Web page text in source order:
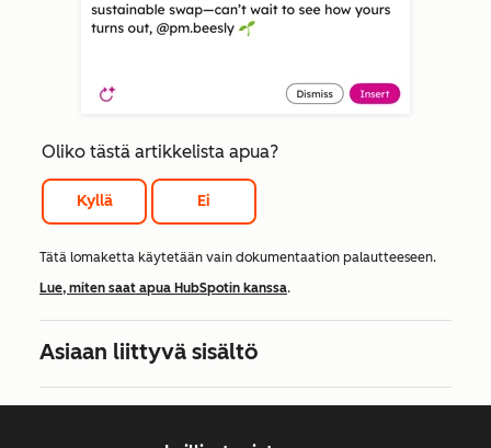
Oliko tästä artikkelista apua?
Kyllä Ei
Tätä lomaketta käytetään vain dokumentaation palautteeseen.
Lue, miten saat apua HubSpotin kanssa.
Asiaan liittyvä sisältö